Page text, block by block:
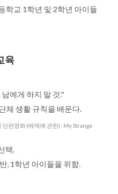
학교 1학년 및 2학년 아이들
육
에게 하지 말 것."
체 생활 규칙을 배운다.
편영화 (배제에 관한) : My Strange
택.
, 1학년 아이들을 위함.